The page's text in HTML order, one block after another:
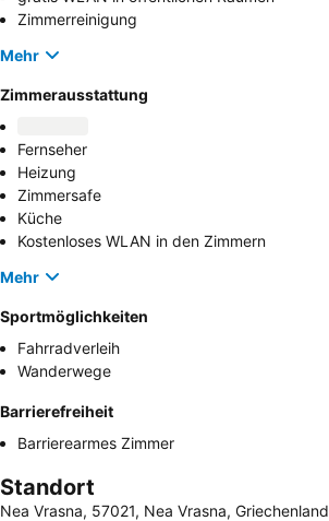
Zimmerreinigung
Mehr
Zimmerausstattung
Fernseher
Heizung
Zimmersafe
Küche
Kostenloses WLAN in den Zimmern
Mehr
Sportmöglichkeiten
Fahrradverleih
Wanderwege
Barrierefreiheit
Barrierearmes Zimmer
Standort
Nea Vrasna, 57021, Nea Vrasna, Griechenland